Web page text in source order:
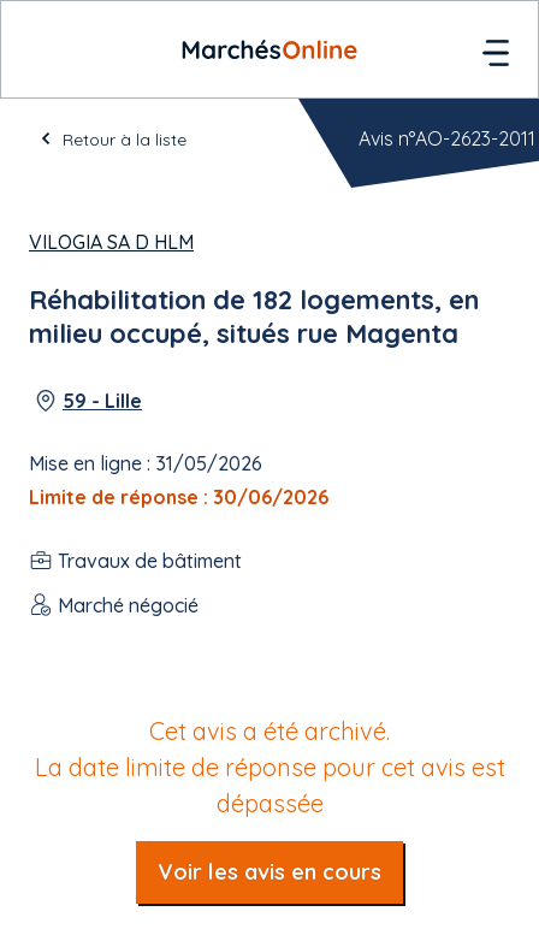
Retour à la liste
VILOGIA SA D HLM
Réhabilitation de 182 logements, en
milieu occupé, situés rue Magenta
59 - Lille
Mise en ligne : 31/05/2026
Limite de réponse : 30/06/2026
Travaux de bâtiment
Marché négocié
Avis n°AO-2623-2011
Cet avis a été archivé.
La date limite de réponse pour cet avis est
dépassée
Voir les avis en cours